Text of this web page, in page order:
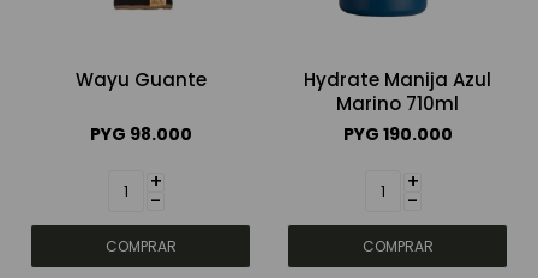
Wayu Guante
PYG 98.000
+
-
Hydrate Manija Azul
Marino 710ml
PYG 190.000
+
-